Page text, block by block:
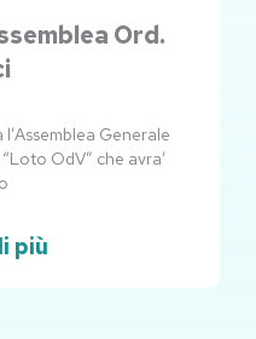
Ord.
Generale
OdV” che avra’
più